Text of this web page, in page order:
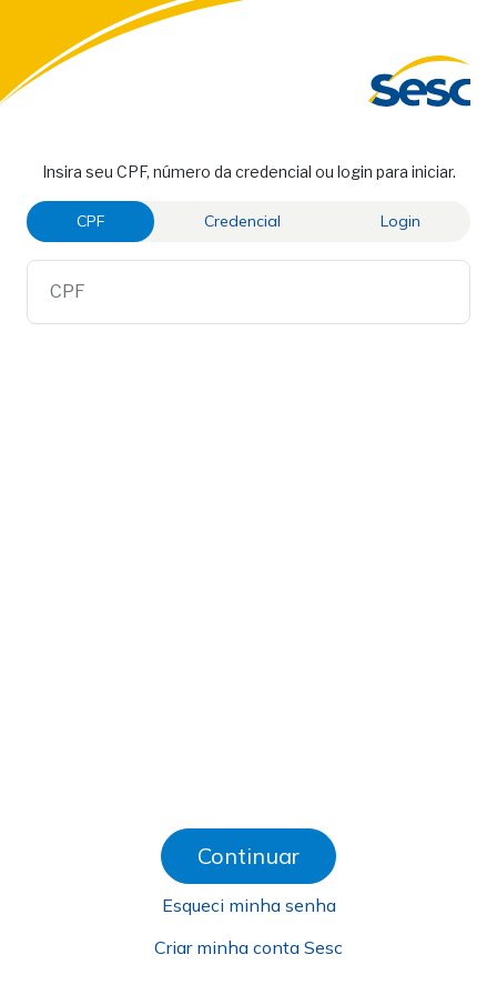
Insira seu CPF, número da credencial ou login para iniciar.
CPF Credencial Login
CPF
Continuar
Esqueci minha senha
Criar minha conta Sesc